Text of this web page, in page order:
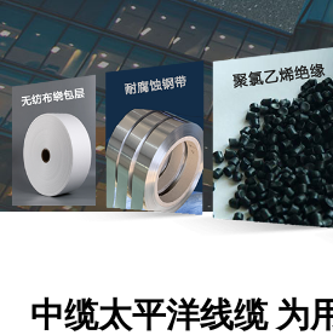
中缆太平洋线缆 为